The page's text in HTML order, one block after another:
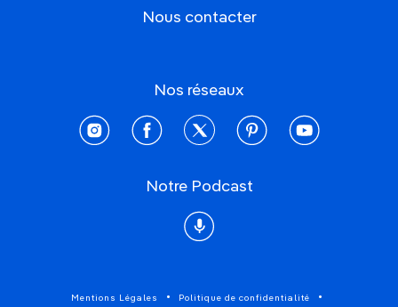
Nous contacter
Nos réseaux
instagramfacebooktwitter pinterestyoutube
Notre Podcast
Podcast
Mentions Légales Politique de confidentialité